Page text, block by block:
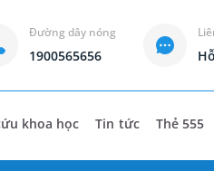
Đường dây nóng
1900565656
khoa học Tin tức Thẻ 555